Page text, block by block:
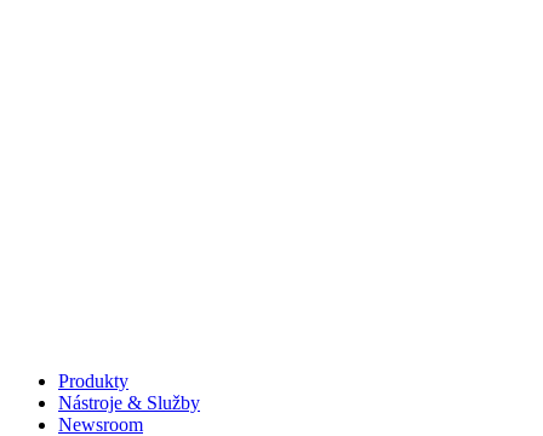
Produkty
Nástroje & Služby
Newsroom